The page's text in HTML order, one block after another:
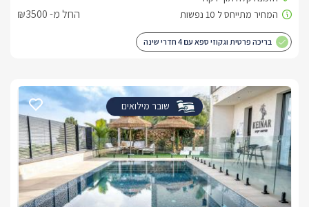
החל מ- ₪3500
בריכה פרטית וגקוזי ספא עם 4 חדרי שינה
שובר מילואים